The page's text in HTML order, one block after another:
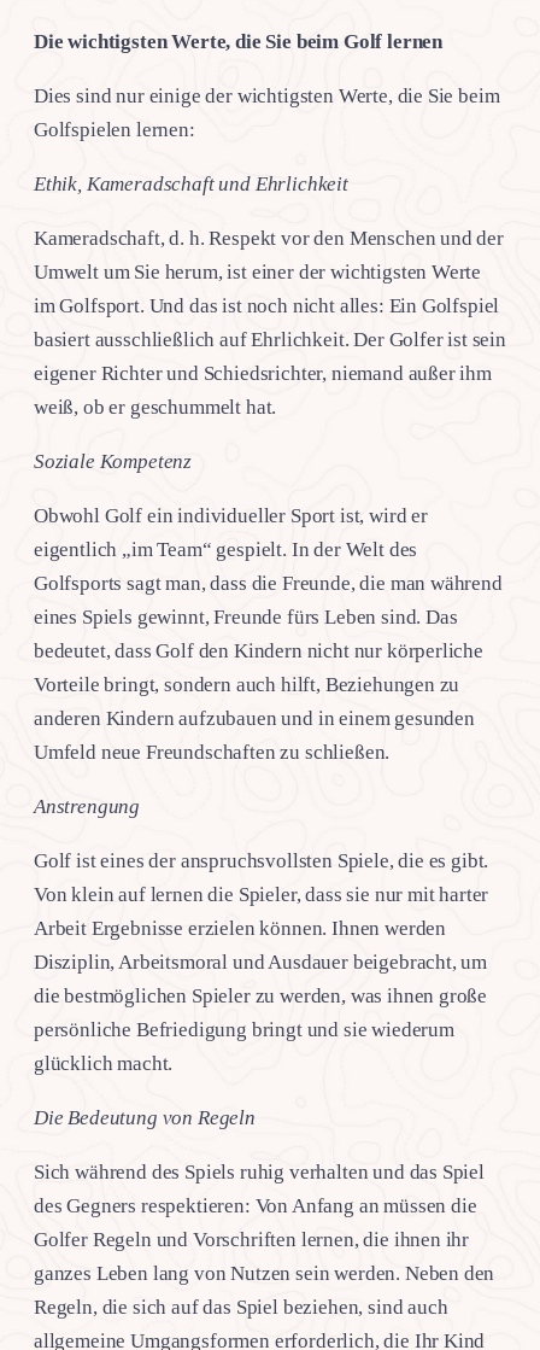
Die wichtigsten Werte, die Sie beim Golf lernen
Dies sind nur einige der wichtigsten Werte, die Sie beim
Golfspielen lernen:
Ethik, Kameradschaft und Ehrlichkeit
Kameradschaft, d. h. Respekt vor den Menschen und der
Umwelt um Sie herum, ist einer der wichtigsten Werte
im Golfsport. Und das ist noch nicht alles: Ein Golfspiel
basiert ausschließlich auf Ehrlichkeit. Der Golfer ist sein
eigener Richter und Schiedsrichter, niemand außer ihm
weiß, ob er geschummelt hat.
Soziale Kompetenz
Obwohl Golf ein individueller Sport ist, wird er
eigentlich „im Team“ gespielt. In der Welt des
Golfsports sagt man, dass die Freunde, die man während
eines Spiels gewinnt, Freunde fürs Leben sind. Das
bedeutet, dass Golf den Kindern nicht nur körperliche
Vorteile bringt, sondern auch hilft, Beziehungen zu
anderen Kindern aufzubauen und in einem gesunden
Umfeld neue Freundschaften zu schließen.
Anstrengung
Golf ist eines der anspruchsvollsten Spiele, die es gibt.
Von klein auf lernen die Spieler, dass sie nur mit harter
Arbeit Ergebnisse erzielen können. Ihnen werden
Disziplin, Arbeitsmoral und Ausdauer beigebracht, um
die bestmöglichen Spieler zu werden, was ihnen große
persönliche Befriedigung bringt und sie wiederum
glücklich macht.
Die Bedeutung von Regeln
Sich während des Spiels ruhig verhalten und das Spiel
des Gegners respektieren: Von Anfang an müssen die
Golfer Regeln und Vorschriften lernen, die ihnen ihr
ganzes Leben lang von Nutzen sein werden. Neben den
Regeln, die sich auf das Spiel beziehen, sind auch
allgemeine Umgangsformen erforderlich, die Ihr Kind